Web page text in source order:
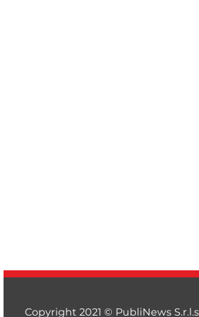
Copyright 2021 © PubliNews